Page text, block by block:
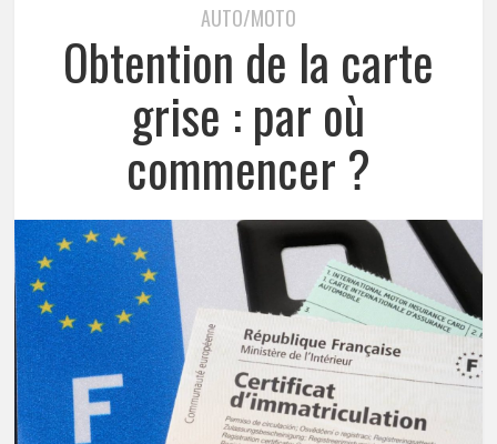
AUTO/MOTO
Obtention de la carte
grise : par où
commencer ?